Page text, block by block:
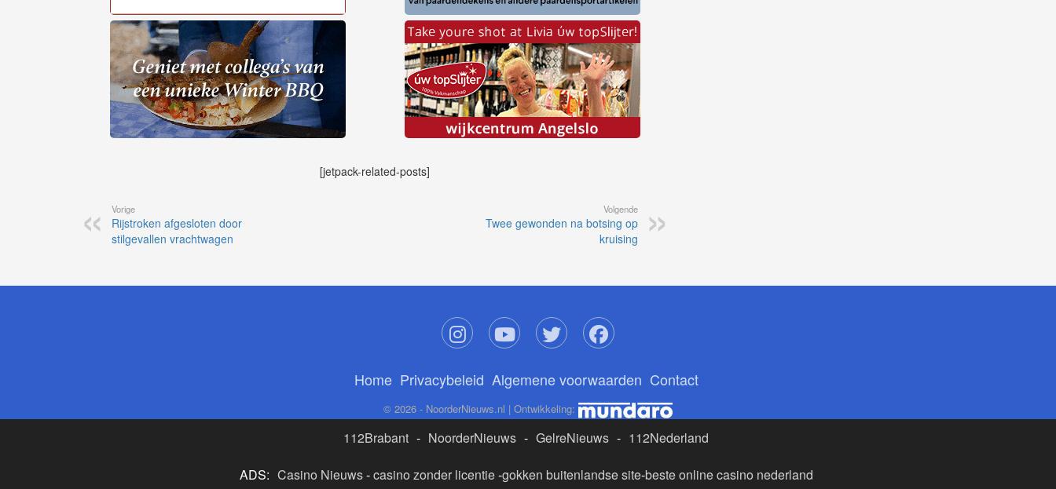
[jetpack-related-posts]
Vorige
Rijstroken afgesloten door
stilgevallen vrachtwagen
Volgende
Twee gewonden na botsing op
kruising
Home Privacybeleid Algemene voorwaarden Contact
© 2026 - NoorderNieuws.nl | Ontwikkeling:
112Brabant - NoorderNieuws - GelreNieuws - 112Nederland
ADS: Casino Nieuws-casino zonder licentie-gokken buitenlandse site-beste online casino nederland